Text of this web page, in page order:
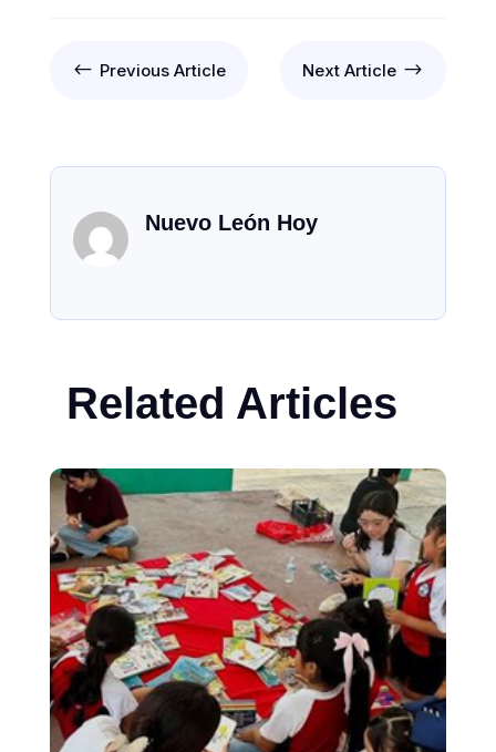
# Previous Article Next Article $
Nuevo León Hoy
Related Articles